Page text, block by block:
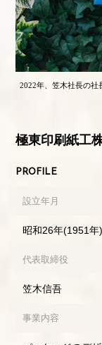
2022年、笠木社長の社
極東印刷紙工
PROFILE
設立年月
昭和26年(1951年
代表取締役
笠木信吾
事業内容